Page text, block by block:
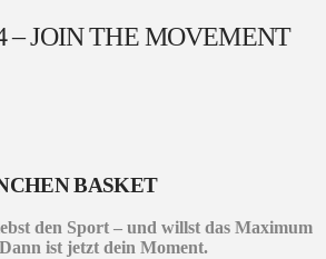
– JOIN THE MOVEMENT
BASKET
den Sport – und willst das Maximum
ist jetzt dein Moment.